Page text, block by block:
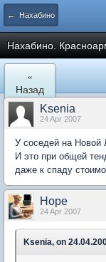
← Нахабино
Нахабино.
«
Назад
Ksenia
24 Apr 2007
У соседей на Новой
И это при общей
даже к спаду
Hope
24 Apr 2007
Ksenia, on